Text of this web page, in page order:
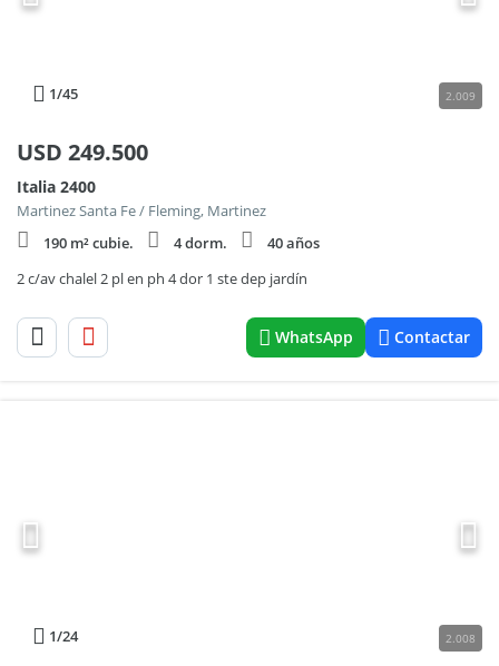
1/45 2.009
USD 249.500
Italia 2400
Martinez Santa Fe / Fleming, Martinez
190 m² cubie.
4 dorm.
40 años
2 c/av chalel 2 pl en ph 4 dor 1 ste dep jardín
WhatsApp Contactar
1/24 2.008